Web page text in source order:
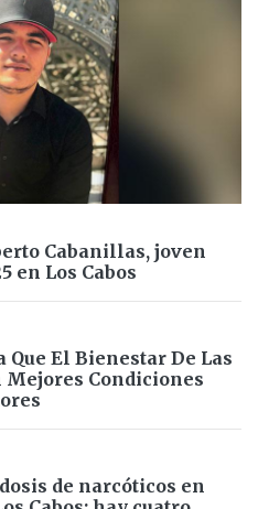
Cabanillas, joven
en Los Cabos
El Bienestar De Las
Mejores Condiciones
de narcóticos en